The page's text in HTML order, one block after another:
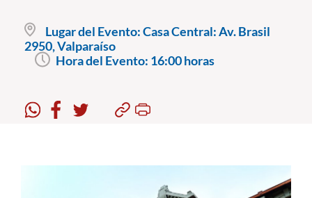
Pregrado
Postgrado
Estudiantes
Lugar del Evento:Casa Central: Av. Brasil
2950, Valparaíso
Hora del Evento: 16:00 horas